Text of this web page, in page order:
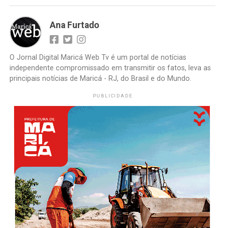
Ana Furtado
O Jornal Digital Maricá Web Tv é um portal de notícias
independente compromissado em transmitir os fatos, leva as
principais notícias de Maricá - RJ, do Brasil e do Mundo.
PUBLICIDADE